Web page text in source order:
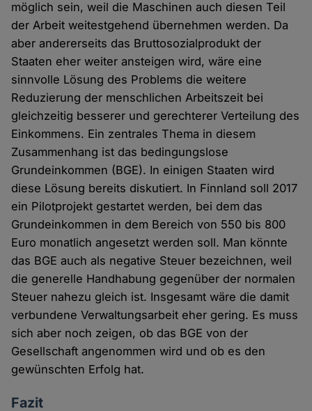
möglich sein, weil die Maschinen auch diesen Teil
der Arbeit weitestgehend übernehmen werden. Da
aber andererseits das Bruttosozialprodukt der
Staaten eher weiter ansteigen wird, wäre eine
sinnvolle Lösung des Problems die weitere
Reduzierung der menschlichen Arbeitszeit bei
gleichzeitig besserer und gerechterer Verteilung des
Einkommens. Ein zentrales Thema in diesem
Zusammenhang ist das bedingungslose
Grundeinkommen (BGE). In einigen Staaten wird
diese Lösung bereits diskutiert. In Finnland soll 2017
ein Pilotprojekt gestartet werden, bei dem das
Grundeinkommen in dem Bereich von 550 bis 800
Euro monatlich angesetzt werden soll. Man könnte
das BGE auch als negative Steuer bezeichnen, weil
die generelle Handhabung gegenüber der normalen
Steuer nahezu gleich ist. Insgesamt wäre die damit
verbundene Verwaltungsarbeit eher gering. Es muss
sich aber noch zeigen, ob das BGE von der
Gesellschaft angenommen wird und ob es den
gewünschten Erfolg hat.
Fazit